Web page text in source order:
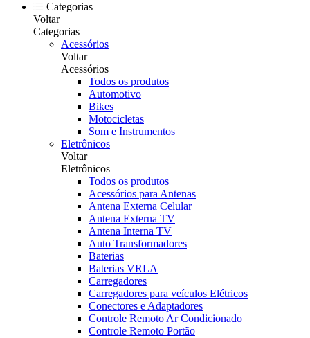
Categorias
Voltar
Categorias
Acessórios
Voltar
Acessórios
Todos os produtos
Automotivo
Bikes
Motocicletas
Som e Instrumentos
Eletrônicos
Voltar
Eletrônicos
Todos os produtos
Acessórios para Antenas
Antena Externa Celular
Antena Externa TV
Antena Interna TV
Auto Transformadores
Baterias
Baterias VRLA
Carregadores
Carregadores para veículos Elétricos
Conectores e Adaptadores
Controle Remoto Ar Condicionado
Controle Remoto Portão